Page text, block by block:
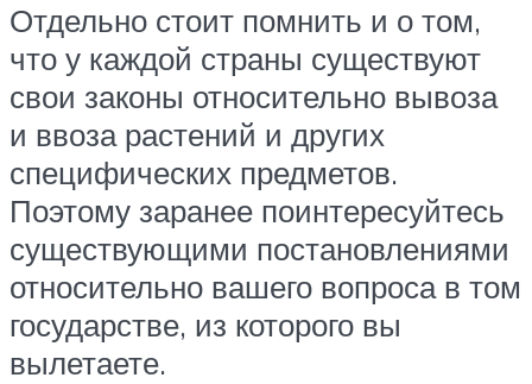
Отдельно стоит помнить и о том,
что у каждой страны существуют
свои законы относительно вывоза
и ввоза растений и других
специфических предметов.
Поэтому заранее поинтересуйтесь
существующими постановлениями
относительно вашего вопроса в том
государстве, из которого вы
вылетаете.